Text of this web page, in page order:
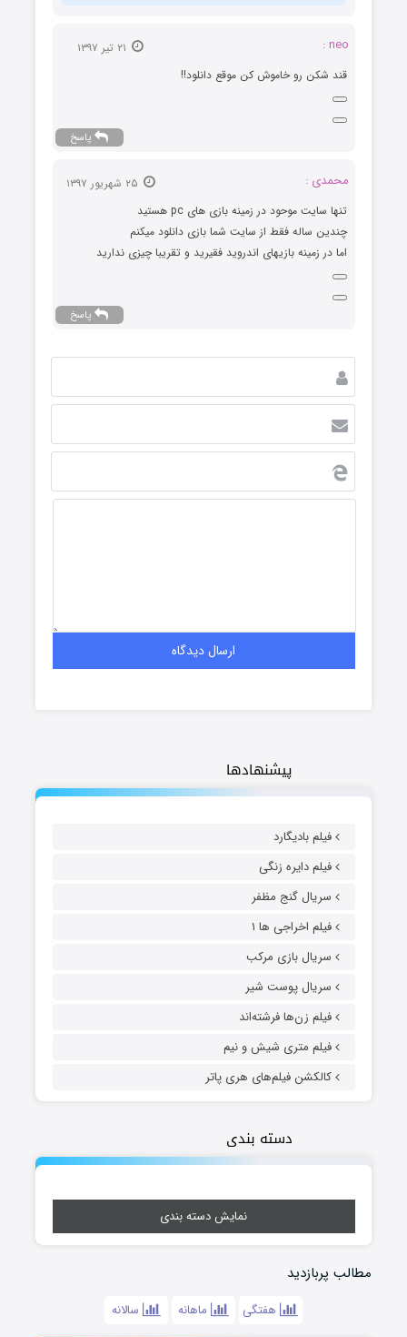
پیشنهادها
فیلم بادیگارد
فیلم دایره زنگی
سریال گنج مظفر
فیلم اخراجی ها ۱
سریال بازی مرکب
سریال پوست شیر
فیلم زن‌ها فرشته‌اند
فیلم متری شیش و نیم
کالکشن فیلم‌های هری پاتر
دسته بندی
نمایش دسته بندی
مطالب پربازدید
هفتگی ماهانه سالانه
neo :
قند شکن رو خاموش کن موقع دانلود!!
پاسخ
محمدی :
تنها سایت موحود در زمینه بازی های pc هستید
چندین ساله فقط از سایت شما بازی دانلود میکنم
اما در زمینه بازیهای اندروید فقیرید و تقریبا چیزی ندارید
پاسخ